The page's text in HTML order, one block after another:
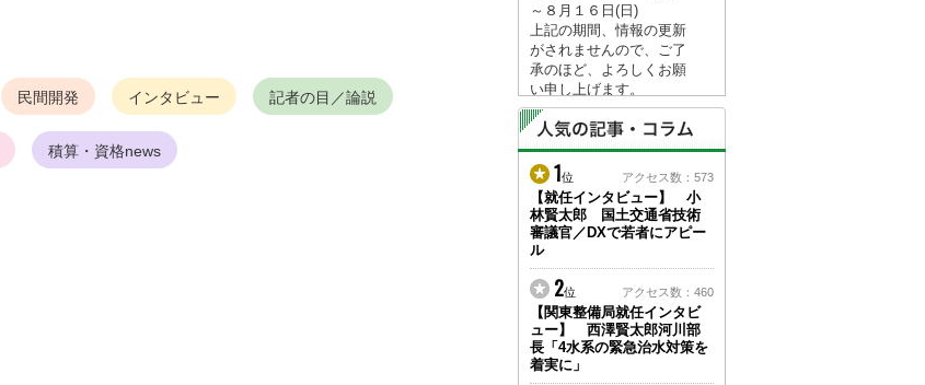
民間開発 インタビュー 記者の目／論説
積算・資格news
～８月１６日(日)
上記の期間、情報の更新
がされませんので、ご了
承のほど、よろしくお願
い申し上げます。
なお、情報は８月１７日
(月)より登録されます。
2026/04/23
●ゴールデンウィークに
伴う情報更新停止のお知
らせ(05/02～05/10)●
ユーザー各位
建設資料館をご利用いた
だき、誠に有難うござい
ます。
下記の期間につきまし
て、弊社休業のため情報
更新を停止させていただ
1位 アクセス数：573
【就任インタビュー】 小
林賢太郎 国土交通省技術
審議官／DXで若者にアピー
ル
2位 アクセス数：460
【関東整備局就任インタビ
ュー】 西澤賢太郎河川部
長「4水系の緊急治水対策を
着実に」